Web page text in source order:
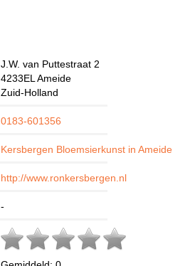
J.W. van Puttestraat 2
4233EL Ameide
Zuid-Holland
0183-601356
Kersbergen Bloemsierkunst in Ameide
http://www.ronkersbergen.nl
-